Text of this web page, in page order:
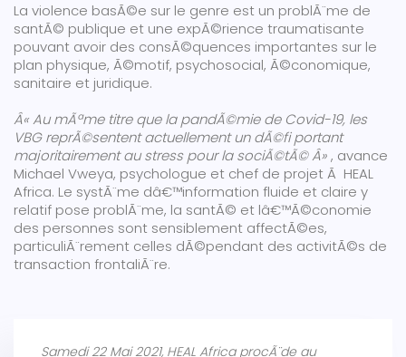
La violence basÃ©e sur le genre est un problÃ¨me de
santÃ© publique et une expÃ©rience traumatisante
pouvant avoir des consÃ©quences importantes sur le
plan physique, Ã©motif, psychosocial, Ã©conomique,
sanitaire et juridique.
Â« Au mÃªme titre que la pandÃ©mie de Covid-19, les
VBG reprÃ©sentent actuellement un dÃ©fi portant
majoritairement au stress pour la sociÃ©tÃ© Â», avance
Michael Vweya, psychologue et chef de projet Ã HEAL
Africa. Le systÃ¨me dâ€™information fluide et claire y
relatif pose problÃ¨me, la santÃ© et lâ€™Ã©conomie
des personnes sont sensiblement affectÃ©es,
particuliÃ¨rement celles dÃ©pendant des activitÃ©s de
transaction frontaliÃ¨re.
Samedi 22 Mai 2021, HEAL Africa procÃ¨de au